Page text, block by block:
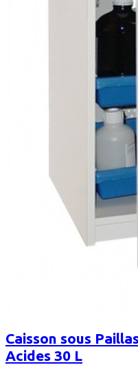
Caisson sous
Acides 30 L